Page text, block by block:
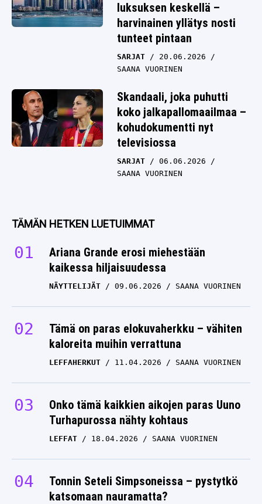
luksuksen keskellä –
harvinainen yllätys nosti
tunteet pintaan
SARJAT
20.06.2026
SAANA VUORINEN
Skandaali, joka puhutti
koko jalkapallomaailmaa –
kohudokumentti nyt
televisiossa
SARJAT
06.06.2026
SAANA VUORINEN
TÄMÄN HETKEN LUETUIMMAT
Ariana Grande erosi miehestään
kaikessa hiljaisuudessa
NÄYTTELIJÄT 09.06.2026 SAANA VUORINEN
Tämä on paras elokuvaherkku – vähiten
kaloreita muihin verrattuna
LEFFAHERKUT 11.04.2026 SAANA VUORINEN
Onko tämä kaikkien aikojen paras Uuno
Turhapurossa nähty kohtaus
LEFFAT 18.04.2026 SAANA VUORINEN
Tonnin Seteli Simpsoneissa – pystytkö
katsomaan nauramatta?